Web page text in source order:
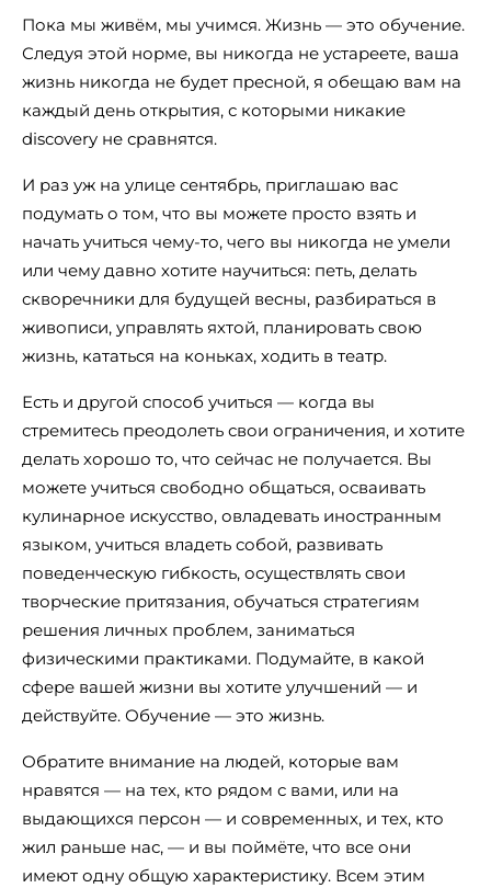
Пока мы живём, мы учимся. Жизнь — это обучение.
Следуя этой норме, вы никогда не устареете, ваша
жизнь никогда не будет пресной, я обещаю вам на
каждый день открытия, с которыми никакие
discovery не сравнятся.
И раз уж на улице сентябрь, приглашаю вас
подумать о том, что вы можете просто взять и
начать учиться чему-то, чего вы никогда не умели
или чему давно хотите научиться: петь, делать
скворечники для будущей весны, разбираться в
живописи, управлять яхтой, планировать свою
жизнь, кататься на коньках, ходить в театр.
Есть и другой способ учиться — когда вы
стремитесь преодолеть свои ограничения, и хотите
делать хорошо то, что сейчас не получается. Вы
можете учиться свободно общаться, осваивать
кулинарное искусство, овладевать иностранным
языком, учиться владеть собой, развивать
поведенческую гибкость, осуществлять свои
творческие притязания, обучаться стратегиям
решения личных проблем, заниматься
физическими практиками. Подумайте, в какой
сфере вашей жизни вы хотите улучшений — и
действуйте. Обучение — это жизнь.
Обратите внимание на людей, которые вам
нравятся — на тех, кто рядом с вами, или на
выдающихся персон — и современных, и тех, кто
жил раньше нас, — и вы поймёте, что все они
имеют одну общую характеристику. Всем этим